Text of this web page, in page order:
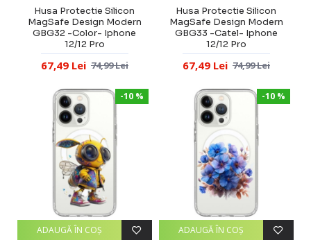
Husa Protectie Silicon
MagSafe Design Modern
GBG32 -Color- Iphone
12/12 Pro
67,49 Lei 74,99 Lei
Husa Protectie Silicon
MagSafe Design Modern
GBG33 -Catel- Iphone
12/12 Pro
67,49 Lei 74,99 Lei
-10 %
ADAUGĂ ÎN COŞ
-10 %
ADAUGĂ ÎN COŞ